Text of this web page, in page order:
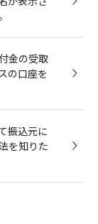
金の受取
の口座を
振込元に
を知りた